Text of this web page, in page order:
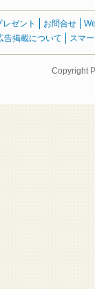
レゼント お問合せ
告掲載について スマ
Copyright